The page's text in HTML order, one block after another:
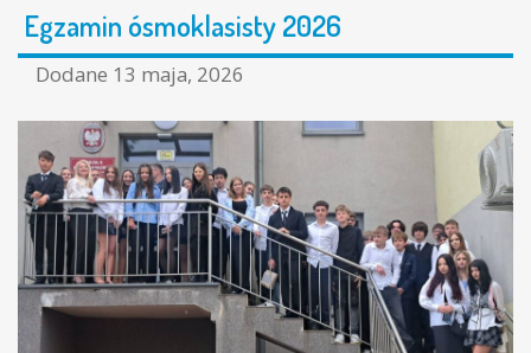
Egzamin ósmoklasisty 2026
Dodane 13 maja, 2026